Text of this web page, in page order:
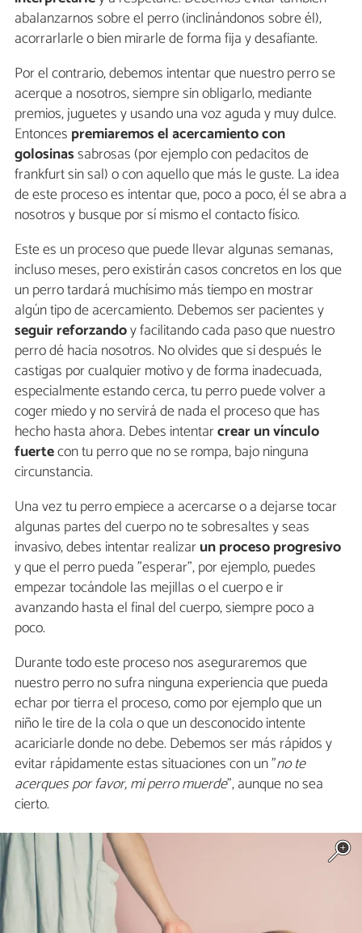
abalanzarnos sobre el perro (inclinándonos sobre él),
acorrarlarle o bien mirarle de forma fija y desafiante.
Por el contrario, debemos intentar que nuestro perro se
acerque a nosotros, siempre sin obligarlo, mediante
premios, juguetes y usando una voz aguda y muy dulce.
Entonces premiaremos el acercamiento con
golosinassabrosas (por ejemplo con pedacitos de
frankfurt sin sal) o con aquello que más le guste. La idea
de este proceso es intentar que, poco a poco, él se abra a
nosotros y busque por sí mismo el contacto físico.
Este es un proceso que puede llevar algunas semanas,
incluso meses, pero existirán casos concretos en los que
un perro tardará muchísimo más tiempo en mostrar
algún tipo de acercamiento. Debemos ser pacientes y
seguir reforzandoy facilitando cada paso que nuestro
perro dé hacia nosotros. No olvides que si después le
castigas por cualquier motivo y de forma inadecuada,
especialmente estando cerca, tu perro puede volver a
coger miedo y no servirá de nada el proceso que has
hecho hasta ahora. Debes intentarcrear un vínculo
fuertecon tu perro que no se rompa, bajo ninguna
circunstancia.
Una vez tu perro empiece a acercarse o a dejarse tocar
algunas partes del cuerpo no te sobresaltes y seas
invasivo, debes intentar realizarun proceso progresivo
y que el perro pueda "esperar", por ejemplo, puedes
empezar tocándole las mejillas o el cuerpo e ir
avanzando hasta el final del cuerpo, siempre poco a
poco.
Durante todo este proceso nos aseguraremos que
nuestro perro no sufra ninguna experiencia que pueda
echar por tierra el proceso, como por ejemplo que un
niño le tire de la cola o que un desconocido intente
acariciarle donde no debe. Debemos ser más rápidos y
evitar rápidamente estas situaciones con un "no te
acerques por favor, mi perro muerde", aunque no sea
cierto.